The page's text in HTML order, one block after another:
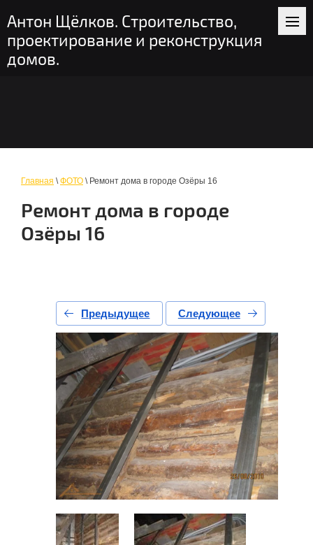
Антон Щёлков. Строительство,
проектирование и реконструкция
домов.
Москва и область
Главная \ФОТО \ Ремонт дома в городе Озёры 16
Ремонт дома в городе
Озёры 16
Предыдущее Следующее